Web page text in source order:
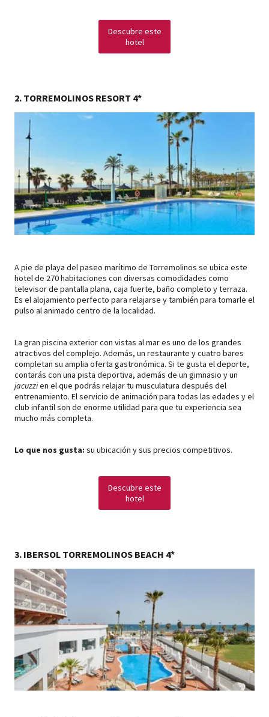
Descubre este
hotel
2. TORREMOLINOS RESORT 4*
A pie de playa del paseo marítimo de Torremolinos se ubica este
hotel de 270 habitaciones con diversas comodidades como
televisor de pantalla plana, caja fuerte, baño completo y terraza.
Es el alojamiento perfecto para relajarse y también para tomarle el
pulso al animado centro de la localidad.
La gran piscina exterior con vistas al mar es uno de los grandes
atractivos del complejo. Además, un restaurante y cuatro bares
completan su amplia oferta gastronómica. Si te gusta el deporte,
contarás con una pista deportiva, además de un gimnasio y un
jacuzzien el que podrás relajar tu musculatura después del
entrenamiento. El servicio de animación para todas las edades y el
club infantil son de enorme utilidad para que tu experiencia sea
mucho más completa.
Lo que nos gusta: su ubicación y sus precios competitivos.
Descubre este
hotel
3. IBERSOL TORREMOLINOS BEACH 4*